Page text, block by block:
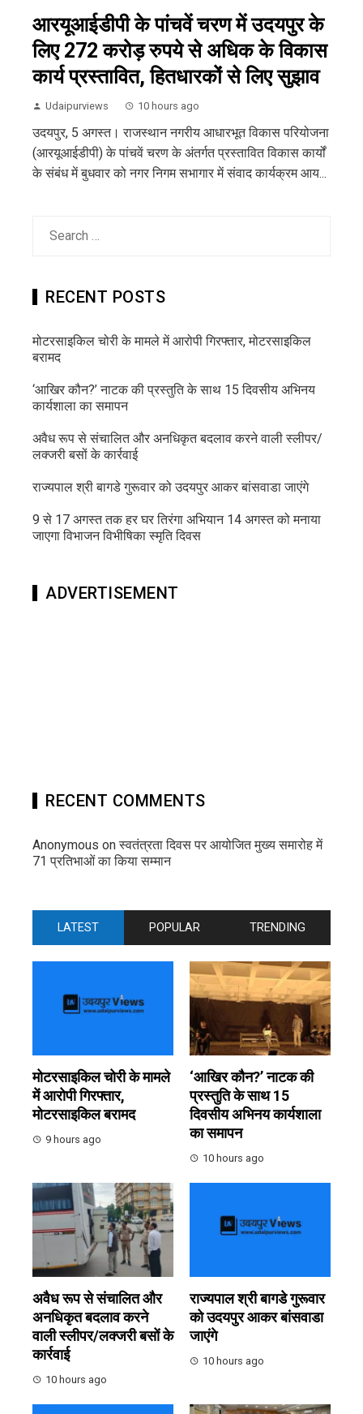
आरयूआईडीपी के पांचवें चरण में उदयपुर के
लिए 272 करोड़ रुपये से अधिक के विकास
कार्य प्रस्तावित, हितधारकों से लिए सुझाव
Udaipurviews 10 hours ago
उदयपुर, 5 अगस्त। राजस्थान नगरीय आधारभूत विकास परियोजना
(आरयूआईडीपी) के पांचवें चरण के अंतर्गत प्रस्तावित विकास कार्यों
के संबंध में बुधवार को नगर निगम सभागार में संवाद कार्यक्रम आय...
RECENT POSTS
मोटरसाइकिल चोरी के मामले में आरोपी गिरफ्तार, मोटरसाइकिल
बरामद
‘आखिर कौन?’ नाटक की प्रस्तुति के साथ 15 दिवसीय अभिनय
कार्यशाला का समापन
अवैध रूप से संचालित और अनधिकृत बदलाव करने वाली स्लीपर/
लक्जरी बसों के कार्रवाई
राज्यपाल श्री बागडे गुरूवार को उदयपुर आकर बांसवाडा जाएंगे
9 से 17 अगस्त तक हर घर तिरंगा अभियान 14 अगस्त को मनाया
जाएगा विभाजन विभीषिका स्मृति दिवस
ADVERTISEMENT
RECENT COMMENTS
Anonymous onस्वतंत्रता दिवस पर आयोजित मुख्य समारोह में
71 प्रतिभाओं का किया सम्मान
LATEST POPULAR TRENDING
मोटरसाइकिल चोरी के मामले
में आरोपी गिरफ्तार,
मोटरसाइकिल बरामद
9 hours ago
‘आखिर कौन?’ नाटक की
प्रस्तुति के साथ 15
दिवसीय अभिनय कार्यशाला
का समापन
10 hours ago
अवैध रूप से संचालित और
अनधिकृत बदलाव करने
वाली स्लीपर/लक्जरी बसों के
कार्रवाई
10 hours ago
राज्यपाल श्री बागडे गुरूवार
को उदयपुर आकर बांसवाडा
जाएंगे
10 hours ago